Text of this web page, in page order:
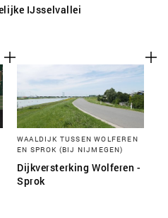
IJsselvallei
WAALDIJK TUSSEN WOLFEREN
EN SPROK (BIJ NIJMEGEN)
Dijkversterking Wolferen -
Sprok